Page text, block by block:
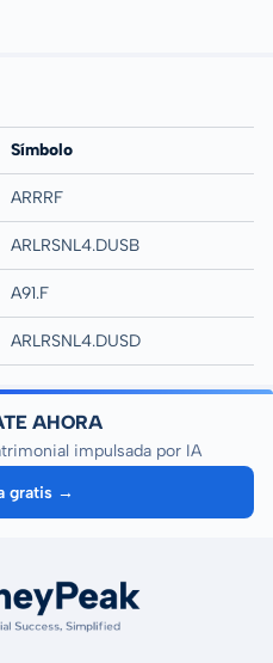
Símbolo
ARRRF
ARLRSNL4.DUSB
A91.F
ARLRSNL4.DUSD
AHORA
impulsada por IA
gratis →